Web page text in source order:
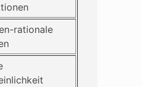
rationale